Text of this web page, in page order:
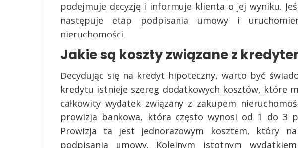
podejmuje decyzję i informuje klienta o jej wyniku.
następuje etap podpisania umowy i
nieruchomości.
Jakie są koszty związane z
Decydując się na kredyt hipoteczny, warto być
kredytu istnieje szereg dodatkowych kosztów, które
całkowity wydatek związany z zakupem
prowizja bankowa, która często wynosi od 1 do 3
Prowizja ta jest jednorazowym kosztem, który
podpisania umowy. Kolejnym istotnym